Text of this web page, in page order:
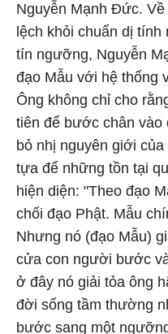
Nguyễn Mạnh Đức.
lệch khỏi chuẩn dị
tín ngưỡng, Nguyễn
đạo Mẫu với hệ thống
Ông không chỉ cho
tiên để bước chân vào
bỏ nhị nguyên giới
tựa để những tồn tại
hiện diện: "Theo đạo
chối đạo Phật. Mẫu
Nhưng nó (đạo Mẫu)
cửa con người bước
ở đây nó giải tỏa ông
đời sống tầm thường
bước sang một